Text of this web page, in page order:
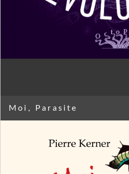
Moi, Parasite